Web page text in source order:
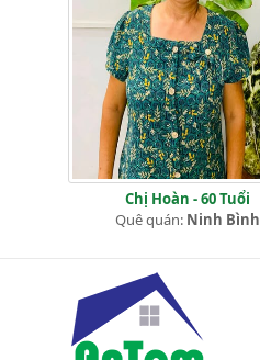
Chị Hoàn - 60 Tuổi
Quê quán: Ninh Bình